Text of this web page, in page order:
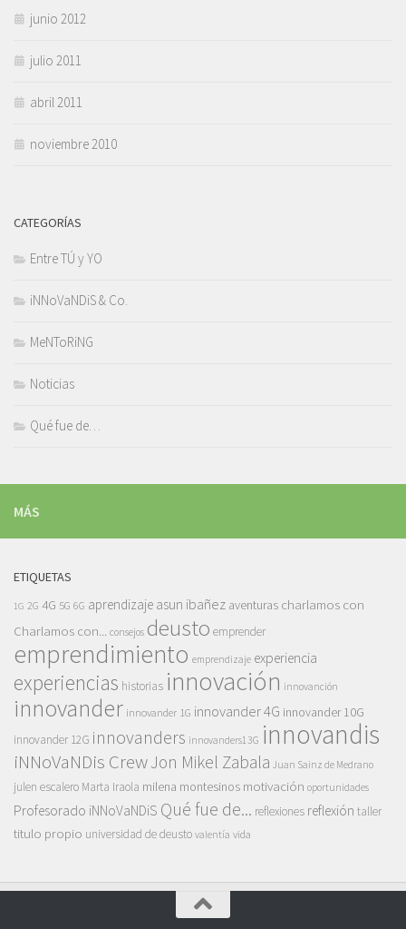
junio 2012
julio 2011
abril 2011
noviembre 2010
CATEGORÍAS
Entre TÚ y YO
iNNoVaNDiS & Co.
MeNToRiNG
Noticias
Qué fue de…
MÁS
ETIQUETAS
1G 2G 4G 5G 6G aprendizaje asun ibañez aventuras charlamos con
Charlamos con... consejos deusto emprender
emprendimiento emprendizaje experiencia
experiencias historias innovación innovanción
innovander innovander 1G innovander 4G innovander 10G
innovander 12G innovanders innovanders13G innovandis
iNNoVaNDis CrewJon Mikel Zabala Juan Sainz de Medrano
julen escalero Marta Iraola milena montesinos motivación oportunidades
Profesorado iNNoVaNDiS Qué fue de... reflexiones reflexión taller
titulo propio universidad de deusto valentía vida